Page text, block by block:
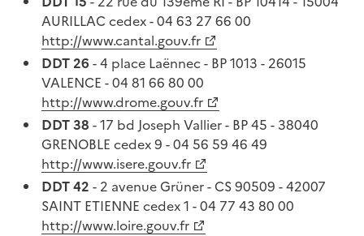
AURILLAC cedex - 04 63 27 66 00
http://www.cantal.gouv.fr
DDT 26 - 4 place Laënnec - BP 1013 - 26015
VALENCE - 04 81 66 80 00
http://www.drome.gouv.fr
DDT 38 - 17 bd Joseph Vallier - BP 45 - 38040
GRENOBLE cedex 9 - 04 56 59 46 49
http://www.isere.gouv.fr
DDT 42 - 2 avenue Grüner - CS 90509 - 42007
SAINT ETIENNE cedex 1 - 04 77 43 80 00
http://www.loire.gouv.fr